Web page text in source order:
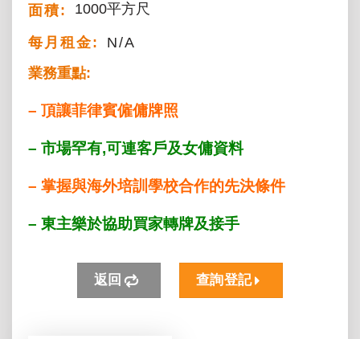
面積:
1000平方尺
每月租金:
N/A
業務重點:
– 頂讓菲律賓僱傭牌照
– 市場罕有,可連客戶及女傭資料
– 掌握與海外培訓學校合作的先決條件
– 東主樂於協助買家轉牌及接手
返回 查詢登記